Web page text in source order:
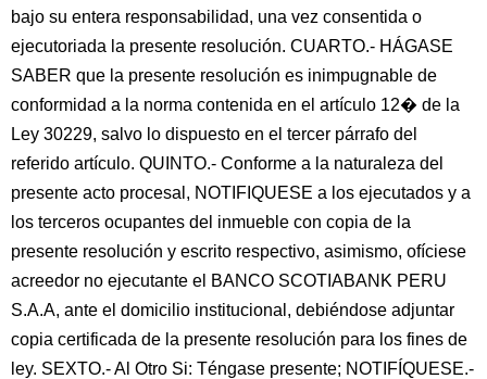
bajo su entera responsabilidad, una vez consentida o
ejecutoriada la presente resolución. CUARTO.- HÁGASE
SABER que la presente resolución es inimpugnable de
conformidad a la norma contenida en el artículo 12� de la
Ley 30229, salvo lo dispuesto en el tercer párrafo del
referido artículo. QUINTO.- Conforme a la naturaleza del
presente acto procesal, NOTIFIQUESE a los ejecutados y a
los terceros ocupantes del inmueble con copia de la
presente resolución y escrito respectivo, asimismo, ofíciese
acreedor no ejecutante el BANCO SCOTIABANK PERU
S.A.A, ante el domicilio institucional, debiéndose adjuntar
copia certificada de la presente resolución para los fines de
ley. SEXTO.- Al Otro Si: Téngase presente; NOTIFÍQUESE.-